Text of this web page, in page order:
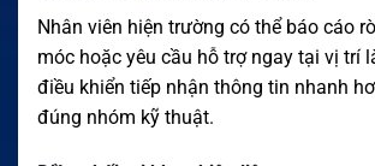
Nhân viên hiện trường có thể báo cáo
móc hoặc yêu cầu hỗ trợ ngay tại vị trí
điều khiển tiếp nhận thông tin nhanh
đúng nhóm kỹ thuật.